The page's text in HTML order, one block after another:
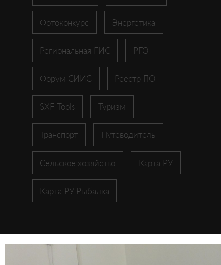
Фотоконкурс Энергетика
Региональная ГИС РГО
Форум СИИС Реестр ПО
SXF Tools Туризм
Транспорт Путеводитель
Сельское хозяйство Карта РУ
Карта РУ Рыбалка